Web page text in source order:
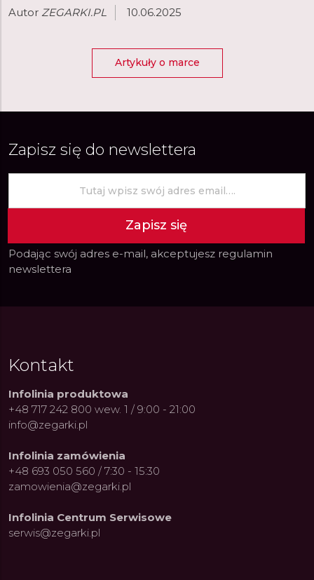
Autor ZEGARKI.PL 10.06.2025
Artykuły o marce
Zapisz się do newslettera
Zapisz się
Podając swój adres e-mail, akceptujesz regulamin
newslettera
Kontakt
Infolinia produktowa
+48 717 242 800 wew. 1 / 9:00 - 21:00
info@zegarki.pl
Infolinia zamówienia
+48 693 050 560 / 7:30 - 15:30
zamowienia@zegarki.pl
Infolinia Centrum Serwisowe
serwis@zegarki.pl